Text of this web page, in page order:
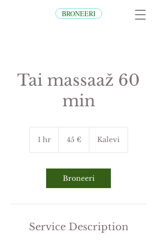
BRONEERI
Tai massaaž 60
min
1 hr1
45 € Kalevi
Broneeri
Service Description